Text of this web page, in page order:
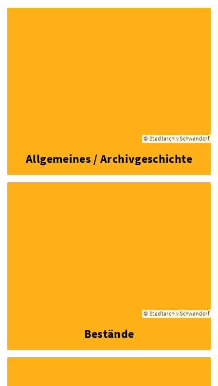
© Stadtarchiv Schwandorf
Allgemeines / Archivgeschichte
© Stadtarchiv Schwandorf
Bestände